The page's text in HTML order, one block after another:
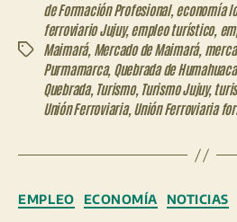
Etiquetas
de Formación Profesional, economía
ferroviario Jujuy,empleo turístico,
Maimará, Mercado de Maimará,
Purmamarca, Quebrada de Humahuaca
Quebrada, Turismo, Turismo Jujuy,
Unión Ferroviaria, Unión Ferroviaria
EMPLEO ECONOMÍA NOTICIAS